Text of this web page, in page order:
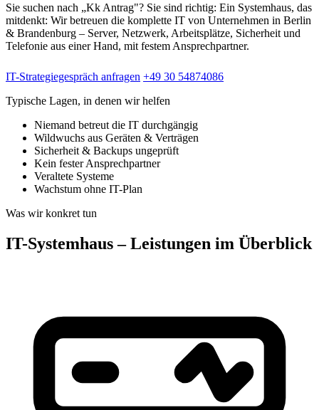
Sie suchen nach „Kk Antrag"? Sie sind richtig: Ein Systemhaus, das
mitdenkt: Wir betreuen die komplette IT von Unternehmen in Berlin
& Brandenburg – Server, Netzwerk, Arbeitsplätze, Sicherheit und
Telefonie aus einer Hand, mit festem Ansprechpartner.
IT-Strategiegespräch anfragen +49 30 54874086
Typische Lagen, in denen wir helfen
Niemand betreut die IT durchgängig
Wildwuchs aus Geräten & Verträgen
Sicherheit & Backups ungeprüft
Kein fester Ansprechpartner
Veraltete Systeme
Wachstum ohne IT-Plan
Was wir konkret tun
IT-Systemhaus – Leistungen im Überblick